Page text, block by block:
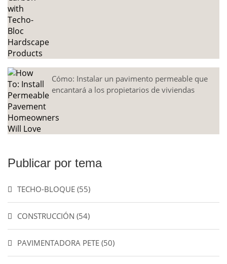
Cómo: Instalar un pavimento permeable que
encantará a los propietarios de viviendas
Publicar por tema
TECHO-BLOQUE (55)
CONSTRUCCIÓN (54)
PAVIMENTADORA PETE (50)